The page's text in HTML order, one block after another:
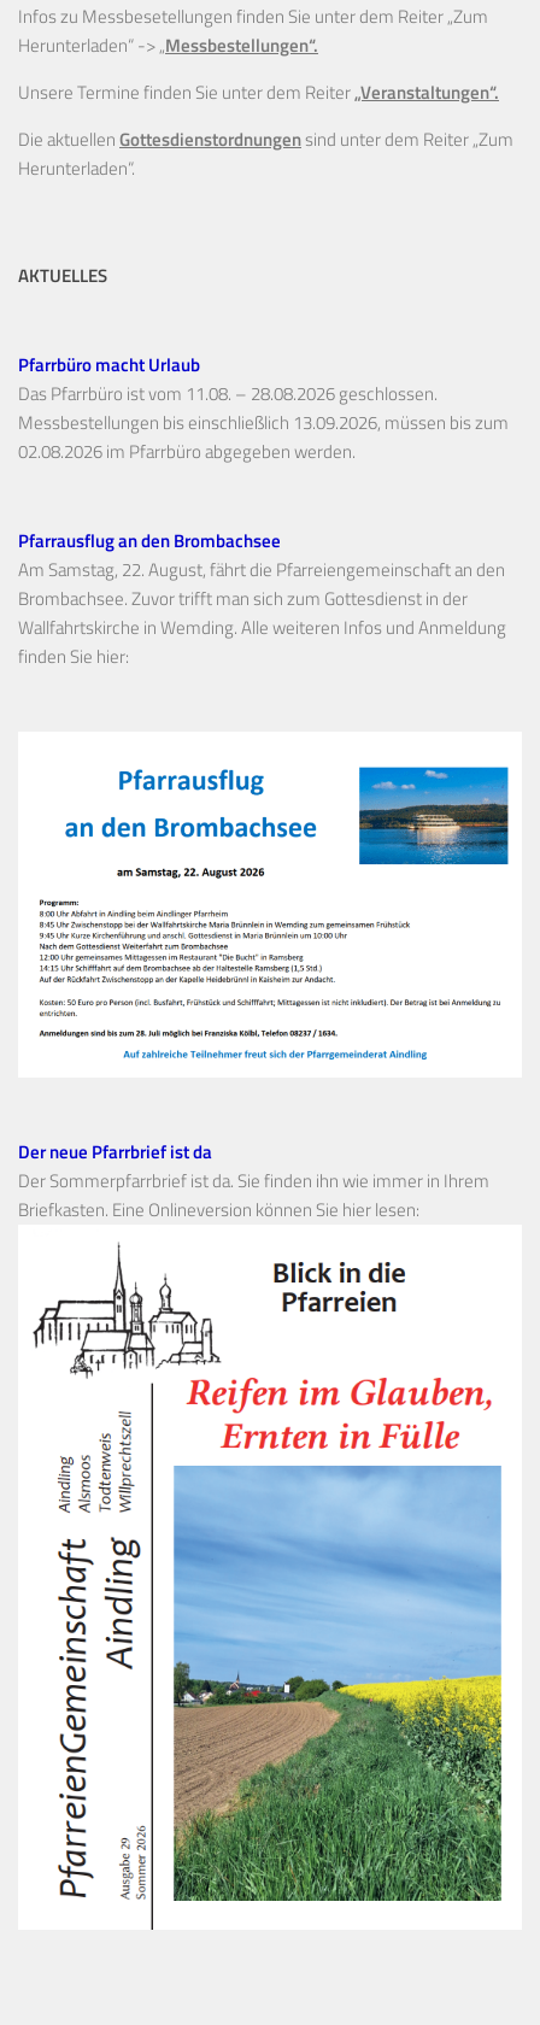
Infos zu Messbesetellungen finden Sie unter dem Reiter „Zum
Herunterladen“ ->„Messbestellungen“.
Unsere Termine finden Sie unter dem Reiter„Veranstaltungen“.
Die aktuellenGottesdienstordnungensind unter dem Reiter „Zum
Herunterladen“.
AKTUELLES
Pfarrbüro macht Urlaub
Das Pfarrbüro ist vom 11.08. – 28.08.2026 geschlossen.
Messbestellungen bis einschließlich 13.09.2026, müssen bis zum
02.08.2026 im Pfarrbüro abgegeben werden.
Pfarrausflug an den Brombachsee
Am Samstag, 22. August, fährt die Pfarreiengemeinschaft an den
Brombachsee. Zuvor trifft man sich zum Gottesdienst in der
Wallfahrtskirche in Wemding. Alle weiteren Infos und Anmeldung
finden Sie hier:
Der neue Pfarrbrief ist da
Der Sommerpfarrbrief ist da. Sie finden ihn wie immer in Ihrem
Briefkasten. Eine Onlineversion können Sie hier lesen: